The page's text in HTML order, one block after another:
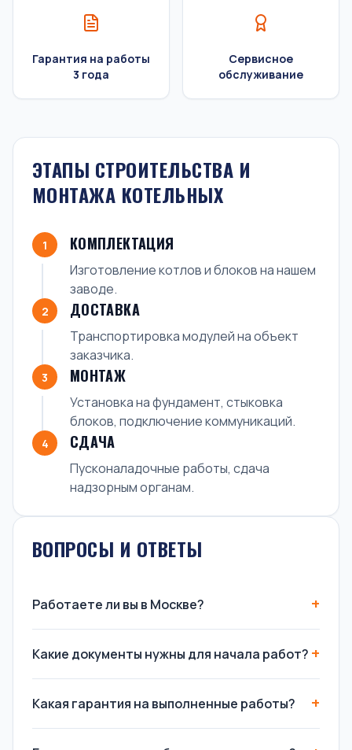
Гарантия на работы
3 года
Сервисное
обслуживание
ЭТАПЫ СТРОИТЕЛЬСТВА И
МОНТАЖА КОТЕЛЬНЫХ
1 КОМПЛЕКТАЦИЯ
Изготовление котлов и блоков на нашем
заводе.
2 ДОСТАВКА
Транспортировка модулей на объект
заказчика.
3 МОНТАЖ
Установка на фундамент, стыковка
блоков, подключение коммуникаций.
4 СДАЧА
Пусконаладочные работы, сдача
надзорным органам.
ВОПРОСЫ И ОТВЕТЫ
Работаете ли вы в Москве?
Какие документы нужны для начала работ?
Какая гарантия на выполненные работы?